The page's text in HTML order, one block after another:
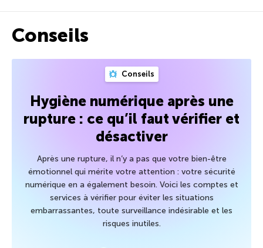
Conseils
Conseils
Hygiène numérique après une
rupture : ce qu’il faut vérifier et
désactiver
Après une rupture, il n’y a pas que votre bien-être
émotionnel qui mérite votre attention : votre sécurité
numérique en a également besoin. Voici les comptes et
services à vérifier pour éviter les situations
embarrassantes, toute surveillance indésirable et les
risques inutiles.